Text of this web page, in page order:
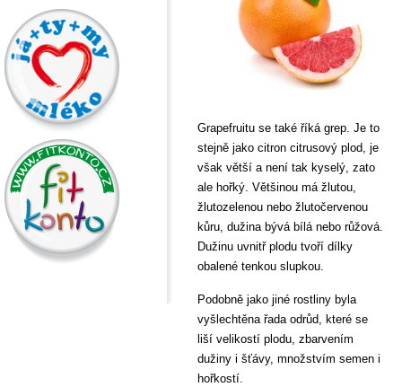
Grapefruitu se také říká grep. Je to
stejně jako citron citrusový plod, je
však větší a není tak kyselý, zato
ale hořký. Většinou má žlutou,
žlutozelenou nebo žlutočervenou
kůru, dužina bývá bílá nebo růžová.
Dužinu uvnitř plodu tvoří dílky
obalené tenkou slupkou.
Podobně jako jiné rostliny byla
vyšlechtěna řada odrůd, které se
liší velikostí plodu, zbarvením
dužiny i šťávy, množstvím semen i
hořkostí.